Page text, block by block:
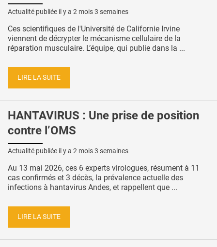
Actualité publiée il y a 2 mois 3 semaines
Ces scientifiques de l'Université de Californie Irvine
viennent de décrypter le mécanisme cellulaire de la
réparation musculaire. L’équipe, qui publie dans la ...
LIRE LA SUITE
HANTAVIRUS : Une prise de position
contre l’OMS
Actualité publiée il y a 2 mois 3 semaines
Au 13 mai 2026, ces 6 experts virologues, résument à 11
cas confirmés et 3 décès, la prévalence actuelle des
infections à hantavirus Andes, et rappellent que ...
LIRE LA SUITE